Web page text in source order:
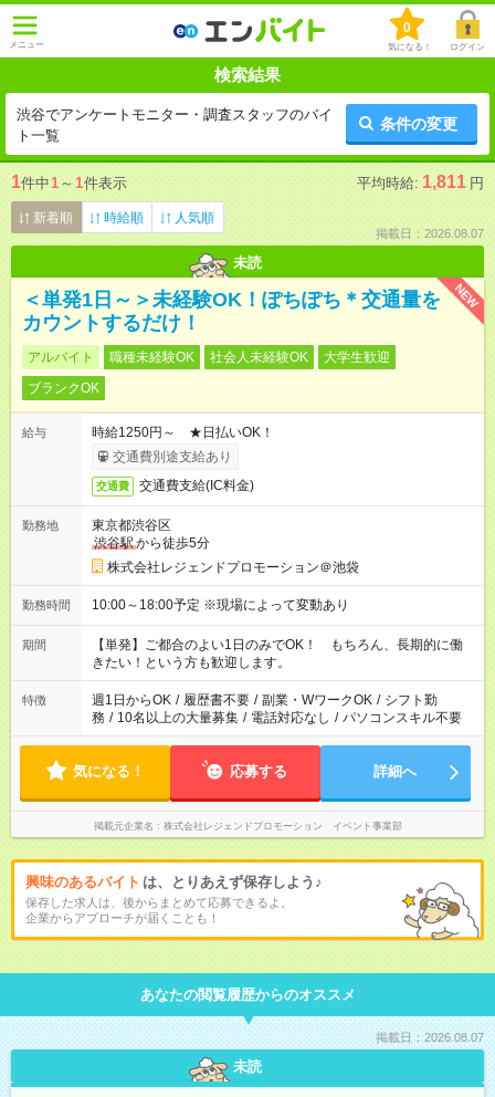
メニュー
0
気になる！ ログイン
検索結果
渋谷でアンケートモニター・調査スタッフのバイ
ト一覧
条件の変更
1件中1 ～ 1件表示 平均時給: 1,811 円
新着順 時給順 人気順
掲載日：2026.08.07
未読
NEW
＜単発1日～＞未経験OK！ぽちぽち＊交通量を
カウントするだけ！
アルバイト 職種未経験OK 社会人未経験OK
大学生歓迎
ブランクOK
給与
時給1250円～ ★日払いOK！
交通費別途支給あり
交通費 交通費支給(IC料金)
勤務地
東京都渋谷区
渋谷駅から徒歩5分
株式会社レジェンドプロモーション＠池袋
勤務時間 10:00～18:00予定 ※現場によって変動あり
期間
【単発】ご都合のよい1日のみでOK！ もちろん、長期的に働
きたい！という方も歓迎します。
特徴 週1日からOK / 履歴書不要 / 副業・WワークOK / シフト勤
務 / 10名以上の大量募集 / 電話対応なし / パソコンスキル不要
気になる！ 応募する 詳細へ
掲載元企業名 株式会社レジェンドプロモーション イベント事業部
興味のあるバイト は、とりあえず保存しよう♪
保存した求人は、後からまとめて応募できるよ。
企業からアプローチが届くことも！
あなたの閲覧履歴からのオススメ
掲載日：2026.08.07
未読